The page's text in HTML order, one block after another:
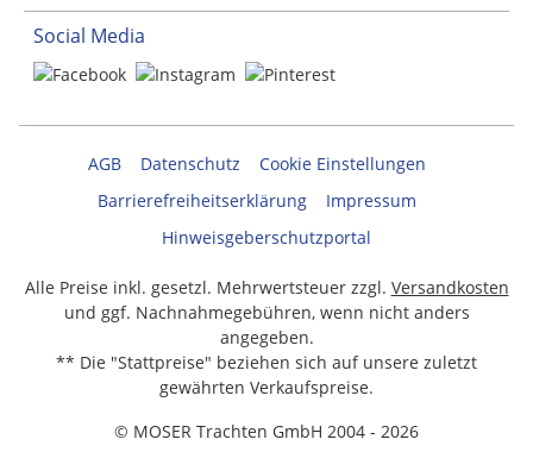
Social Media
AGB Datenschutz
Cookie Einstellungen
Barrierefreiheitserklärung
Impressum
Hinweisgeberschutzportal
Alle Preise inkl. gesetzl. Mehrwertsteuer zzgl. Versandkosten
und ggf. Nachnahmegebühren, wenn nicht anders
angegeben.
** Die "Stattpreise" beziehen sich auf unsere zuletzt
gewährten Verkaufspreise.
© MOSER Trachten GmbH 2004 - 2026